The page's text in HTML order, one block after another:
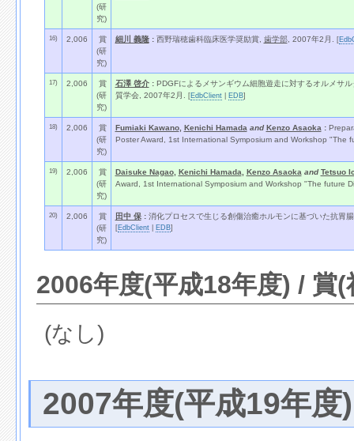
(研
究)
16) 2,006
賞
(研
究)
細川 義隆: 西野瑞穂歯科臨床医学奨励賞, 歯学部, 2007年2月. [
17) 2,006
賞
(研
究)
石澤 啓介: PDGFによるメサンギウム細胞遊走に対するオルメサ
質学会, 2007年2月.
[EdbClient| EDB]
18) 2,006
賞
(研
究)
Fumiaki Kawano, Kenichi Hamada andKenzo Asaoka :
Poster Award, 1st International Symposium and Workshop "The
19) 2,006
賞
(研
究)
Daisuke Nagao, Kenichi Hamada Kenzo Asaoka andTetsuo
Award, 1st International Symposium and Workshop "The future
20) 2,006
賞
(研
究)
田中 保: 消化プロセスで生じる創傷治癒ホルモンに基づいた抗胃
[EdbClient| EDB]
2006年度(平成18年度) / 賞(
(なし)
2007年度(平成19年度)